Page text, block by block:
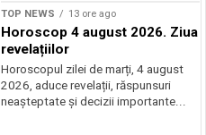
TOP NEWS 13 ore ago
Horoscop 4 august 2026. Ziua
revelațiilor
Horoscopul zilei de marți, 4 august
2026, aduce revelații, răspunsuri
neașteptate și decizii importante...